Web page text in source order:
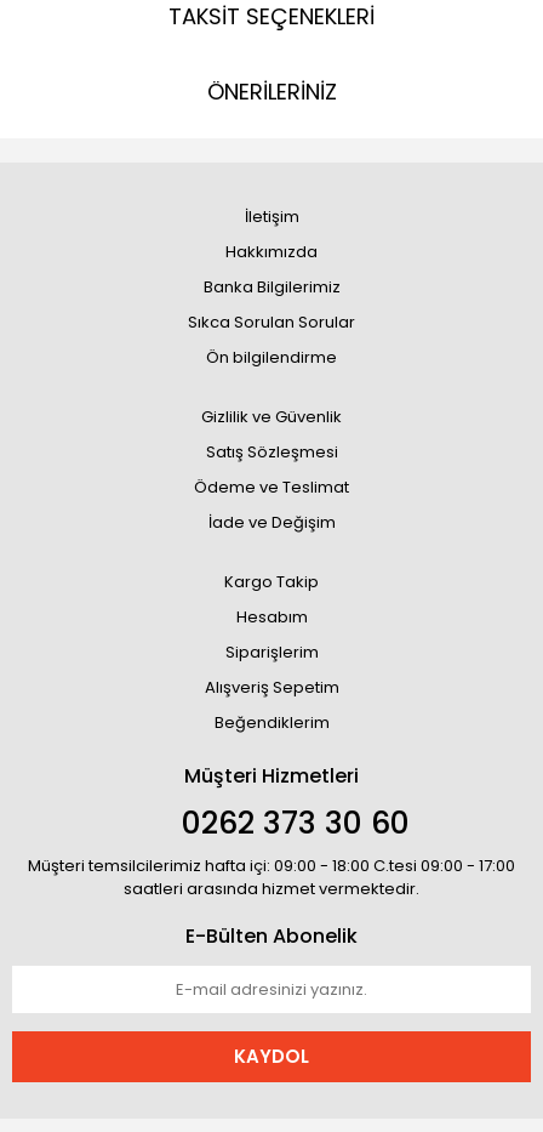
TAKSİT SEÇENEKLERİ
ÖNERİLERİNİZ
İletişim
Hakkımızda
Banka Bilgilerimiz
Sıkca Sorulan Sorular
Ön bilgilendirme
Gizlilik ve Güvenlik
Satış Sözleşmesi
Ödeme ve Teslimat
İade ve Değişim
Kargo Takip
Hesabım
Siparişlerim
Alışveriş Sepetim
Beğendiklerim
Müşteri Hizmetleri
0262 373 30 60
Müşteri temsilcilerimiz hafta içi: 09:00 - 18:00 C.tesi 09:00 - 17:00
saatleri arasında hizmet vermektedir.
E-Bülten Abonelik
KAYDOL